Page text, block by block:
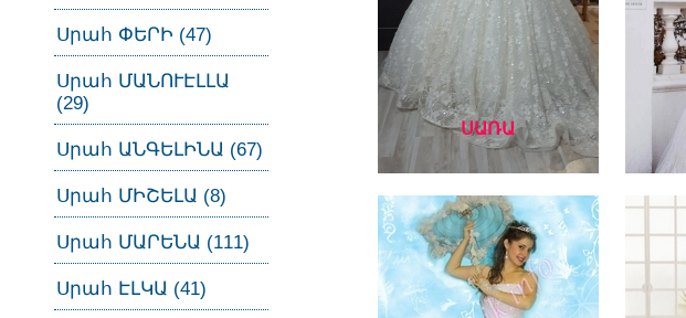
Սրահ ՓԵՐԻ (47)
Սրահ ՄԱՆՈՒԷԼԼԱ
(29)
Սրահ ԱՆԳԵԼԻՆԱ (67)
Սրահ ՄԻՇԵԼԱ (8)
Սրահ ՄԱՐԵՆԱ (111)
Սրահ ԷԼԿԱ (41)
ՍԱՌԱ